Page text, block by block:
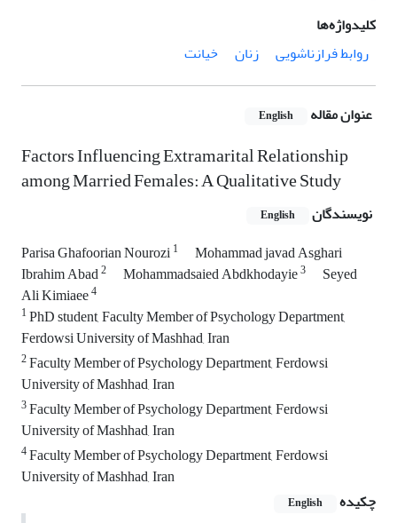
کلیدواژه‌ها
روابط فرازناشویی
زنان خیانت
عنوان مقاله English
Factors Influencing Extramarital Relationship
among Married Females: A Qualitative Study
نویسندگان English
Parisa Ghafoorian Nourozi1
Mohammad javad Asghari
Ibrahim Abad2 Mohammadsaied Abdkhodayie3
Seyed
Ali Kimiaee4
1PhD student, Faculty Member of Psychology Department,
Ferdowsi University of Mashhad, Iran
2Faculty Member of Psychology Department, Ferdowsi
University of Mashhad, Iran
3Faculty Member of Psychology Department, Ferdowsi
University of Mashhad, Iran
4Faculty Member of Psychology Department, Ferdowsi
University of Mashhad, Iran
چکیده
English